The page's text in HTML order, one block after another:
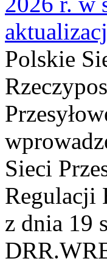
Polskie
Sieci
Regulacji
z dnia 19